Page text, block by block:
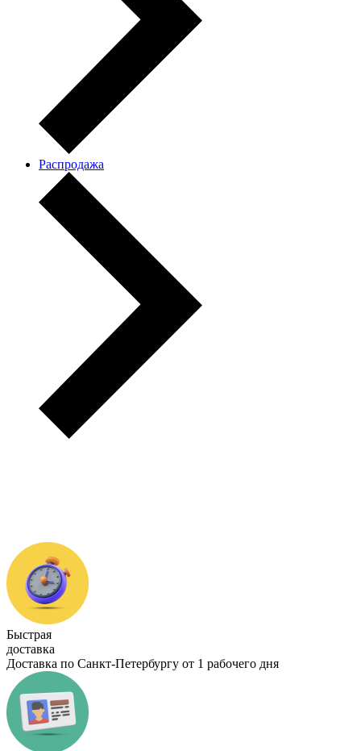
Распродажа
Быстрая
доставка
Доставка по Санкт-Петербургу от 1 рабочего дня